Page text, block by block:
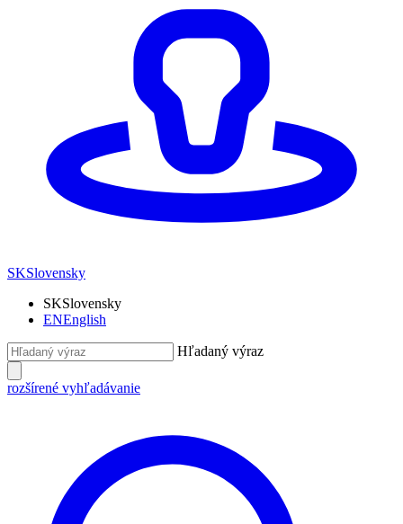
SKSlovensky
SKSlovensky
ENEnglish
Hľadaný výraz
rozšírené vyhľadávanie